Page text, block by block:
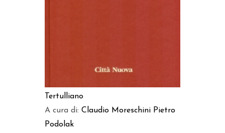
Tertulliano
A cura di: Claudio Moreschini Pietro
Podolak